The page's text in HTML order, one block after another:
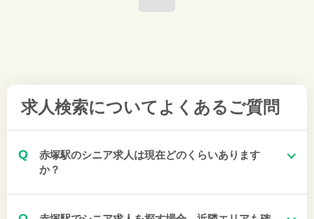
求人検索について よくあるご質問
Q
赤塚駅のシニア求人は現在どのくらいあります
か？